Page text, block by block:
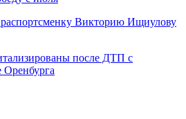
Викторию Ищиулову
после ДТП с
Оренбурга